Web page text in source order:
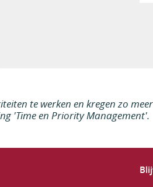
te werken en kregen zo meer
'Time en Priority Management'.